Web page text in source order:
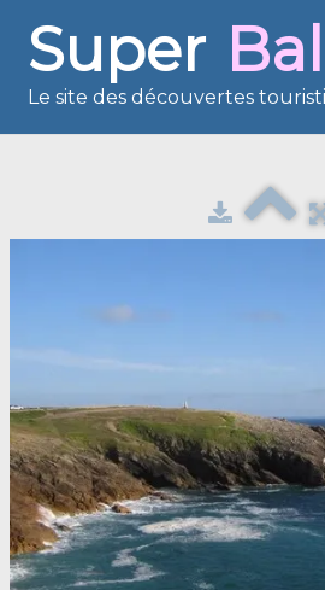
Super
Le site des découvertes
France en images
Les îles en images
Voisins du Net